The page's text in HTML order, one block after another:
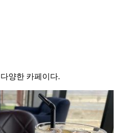
양한 카페이다.